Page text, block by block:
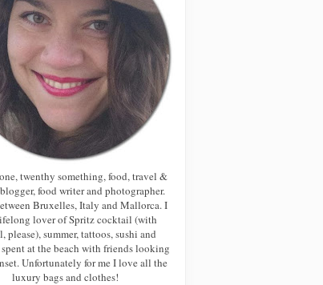
twenthy something, food, travel &
food writer and photographer.
Bruxelles, Italy and Mallorca. I
lover of Spritz cocktail (with
please), summer, tattoos, sushi and
at the beach with friends looking
Unfortunately for me I love all the
luxury bags and clothes!